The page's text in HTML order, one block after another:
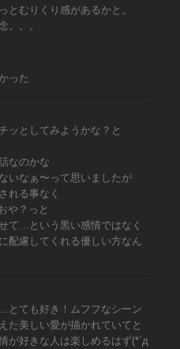
とむりくり感があるかと。
。。。
った
ッとしてみようかな？と
なのかな
いなぁ〜って思いましたが
れる事なく
や？っと
て…という黒い感情ではなく
配慮してくれる優しい方なん
とても好き！ムフフなシーン
た美しい愛が描かれていてと
が好きな人は楽しめるはず(*´д